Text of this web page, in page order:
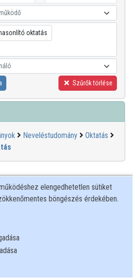
oktatás
Szűrők törlése
Neveléstudomány
Oktatás
elengedhetetlen sütiket
böngészés érdekében.